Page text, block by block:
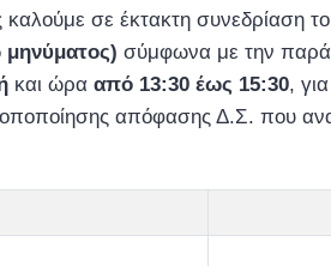
σε έκτακτη συνεδρίαση
σύμφωνα με την
και ώρα από 13:30 έως 15:30,
απόφασης Δ.Σ. που